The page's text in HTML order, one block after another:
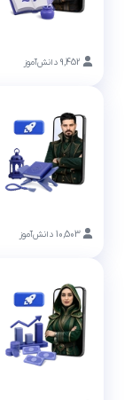
9,452 دانش‌آموز
10,503 دانش‌آموز